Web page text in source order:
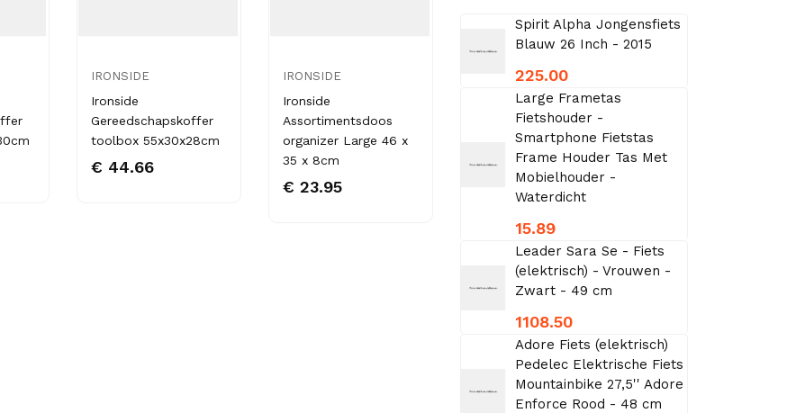
IRONSIDE
Ironside
Gereedschapskoffer
toolbox 55x30x28cm
€ 44.66
IRONSIDE
Ironside
Assortimentsdoos
organizer Large 46 x
35 x 8cm
€ 23.95
Spirit Alpha Jongensfiets
Blauw 26 Inch - 2015
225.00
Large Frametas
Fietshouder -
Smartphone Fietstas
Frame Houder Tas Met
Mobielhouder -
Waterdicht
15.89
Leader Sara Se - Fiets
(elektrisch) - Vrouwen -
Zwart - 49 cm
1108.50
Adore Fiets (elektrisch)
Pedelec Elektrische Fiets
Mountainbike 27,5'' Adore
Enforce Rood - 48 cm